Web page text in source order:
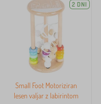
2 DNI
Small Foot Motoriziran
lesen valjar z labirintom